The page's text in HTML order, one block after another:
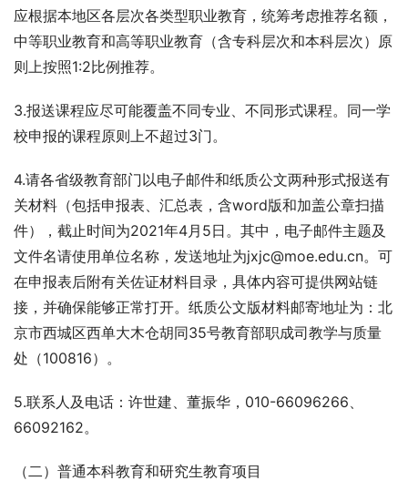
应根据本地区各层次各类型职业教育，统筹考虑推荐名额，
中等职业教育和高等职业教育（含专科层次和本科层次）原
则上按照1:2比例推荐。
3.报送课程应尽可能覆盖不同专业、不同形式课程。同一学
校申报的课程原则上不超过3门。
4.请各省级教育部门以电子邮件和纸质公文两种形式报送有
关材料（包括申报表、汇总表，含word版和加盖公章扫描
件），截止时间为2021年4月5日。其中，电子邮件主题及
文件名请使用单位名称，发送地址为jxjc@moe.edu.cn。可
在申报表后附有关佐证材料目录，具体内容可提供网站链
接，并确保能够正常打开。纸质公文版材料邮寄地址为：北
京市西城区西单大木仓胡同35号教育部职成司教学与质量
处（100816）。
5.联系人及电话：许世建、董振华，010-66096266、
66092162。
（二）普通本科教育和研究生教育项目